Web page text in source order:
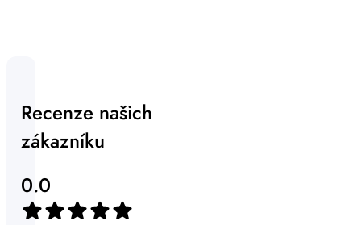
Recenze našich
zákazníku
0.0